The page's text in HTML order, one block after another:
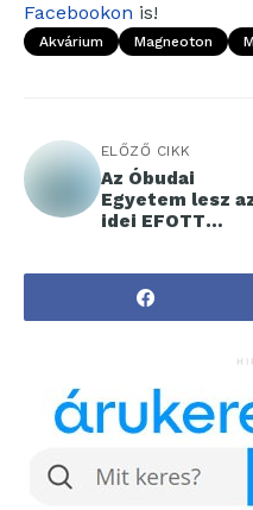
Facebookon is!
Akvárium Magneoton
ELŐZŐ CIKK
Az Óbudai
Egyetem lesz
idei EFOTT